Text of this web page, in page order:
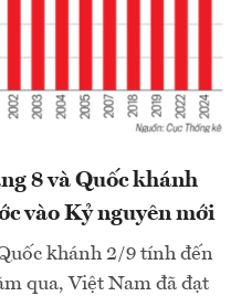
8 và Quốc khánh
vào Kỷ nguyên mới
khánh 2/9 tính đến
qua, Việt Nam đã đạt